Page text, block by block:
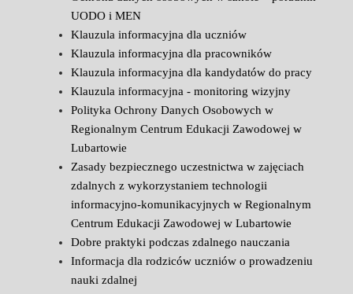
UODO i MEN
Klauzula informacyjna dla uczniów
Klauzula informacyjna dla pracowników
Klauzula informacyjna dla kandydatów do pracy
Klauzula informacyjna - monitoring wizyjny
Polityka Ochrony Danych Osobowych w
Regionalnym Centrum Edukacji Zawodowej w
Lubartowie
Zasady bezpiecznego uczestnictwa w zajęciach
zdalnych z wykorzystaniem technologii
informacyjno-komunikacyjnych w Regionalnym
Centrum Edukacji Zawodowej w Lubartowie
Dobre praktyki podczas zdalnego nauczania
Informacja dla rodziców uczniów o prowadzeniu
nauki zdalnej